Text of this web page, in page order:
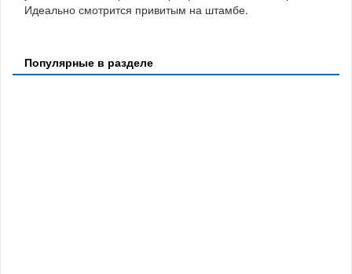
Идеально смотрится привитым на штамбе.
Популярные в разделе